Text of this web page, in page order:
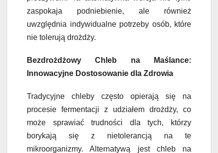
zaspokaja podniebienie, ale również
uwzględnia indywidualne potrzeby osób, które
nie tolerują drożdży.
Bezdrożdżowy Chleb na Maślance:
Innowacyjne Dostosowanie dla Zdrowia
Tradycyjne chleby często opierają się na
procesie fermentacji z udziałem drożdży, co
może sprawiać trudności dla tych, którzy
borykają się z nietolerancją na te
mikroorganizmy. Alternatywą jest chleb na